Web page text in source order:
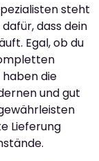
steht
dass dein
Egal, ob du
die
und gut
Lieferung